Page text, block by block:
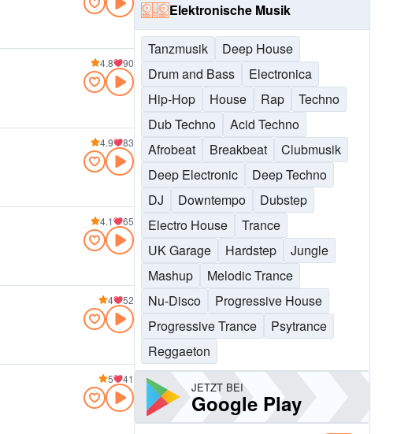
4.8 90
4.9 83
4.1 65
4 52
5 41
Elektronische Musik
Tanzmusik
Deep House
Drum and Bass
Electronica
Hip-Hop
House Rap
Techno
Dub Techno
Acid Techno
Afrobeat
Breakbeat
Clubmusik
Deep Electronic
Deep Techno
DJ
Downtempo
Dubstep
Electro House
Trance
UK Garage
Hardstep
Jungle
Mashup
Melodic Trance
Nu-Disco
Progressive House
Progressive Trance
Psytrance
Reggaeton
JETZT BEI
Google Play